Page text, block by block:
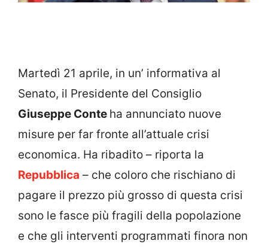
Martedì 21 aprile, in un’ informativa al
Senato, il Presidente del Consiglio
Giuseppe Conte ha annunciato nuove
misure per far fronte all’attuale crisi
economica. Ha ribadito – riporta la
Repubblica – che coloro che rischiano di
pagare il prezzo più grosso di questa crisi
sono le fasce più fragili della popolazione
e che gli interventi programmati finora non